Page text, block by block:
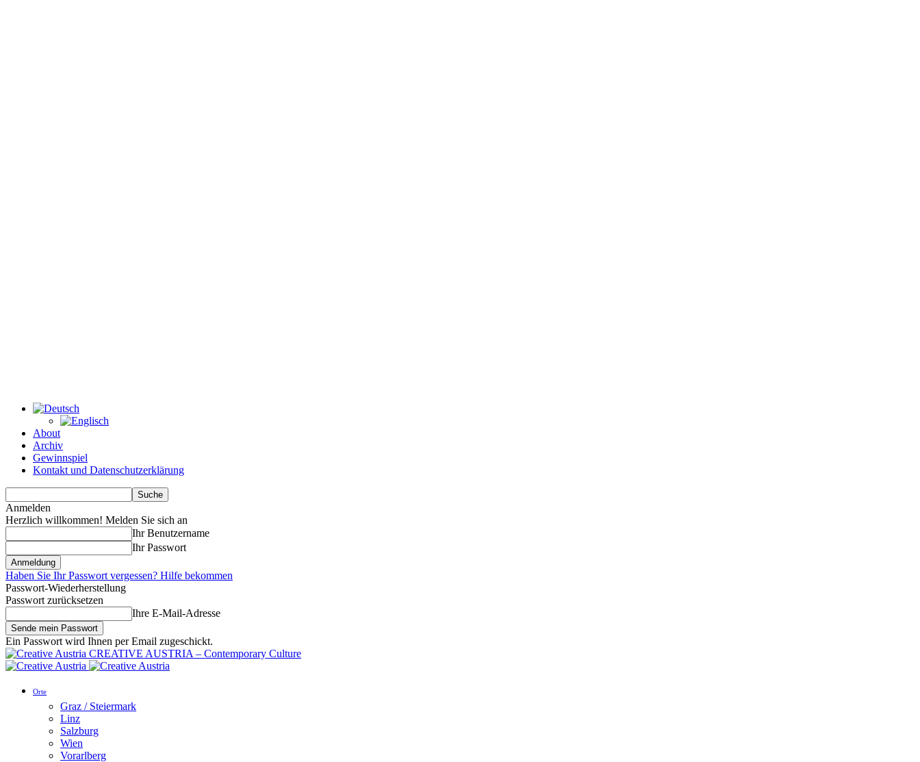
About
Archiv
Gewinnspiel
Kontakt und Datenschutzerklärung
Anmelden
Herzlich willkommen! Melden Sie sich an
Ihr Benutzername
Ihr Passwort
Haben Sie Ihr Passwort vergessen? Hilfe bekommen
Passwort-Wiederherstellung
Passwort zurücksetzen
Ihre E-Mail-Adresse
Ein Passwort wird Ihnen per Email zugeschickt.
CREATIVE AUSTRIA – Contemporary Culture
Orte
Graz / Steiermark
Linz
Salzburg
Wien
Vorarlberg